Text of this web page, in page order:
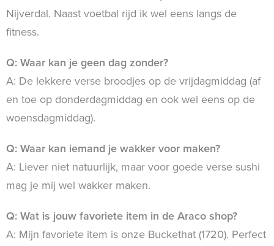
Nijverdal. Naast voetbal rijd ik wel eens langs de
fitness.
Q: Waar kan je geen dag zonder?
A: De lekkere verse broodjes op de vrijdagmiddag (af
en toe op donderdagmiddag en ook wel eens op de
woensdagmiddag).
Q: Waar kan iemand je wakker voor maken?
A: Liever niet natuurlijk, maar voor goede verse sushi
mag je mij wel wakker maken.
Q: Wat is jouw favoriete item in de Araco shop?
A: Mijn favoriete item is onze Buckethat (1720). Perfect